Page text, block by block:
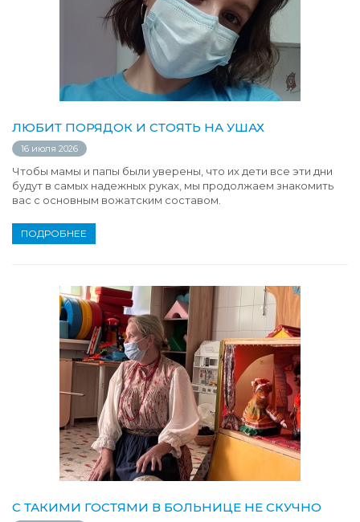
ЛЮБИТ ПОРЯДОК И СТОЯТЬ НА УШАХ
16 июля 2026
Чтобы мамы и папы были уверены, что их дети все эти дни
будут в самых надежных руках, мы продолжаем знакомить
вас с основным вожатским составом.
ПОДРОБНЕЕ
С ТАКИМИ ГОСТЯМИ В БОЛЬНИЦЕ НЕ СКУЧНО